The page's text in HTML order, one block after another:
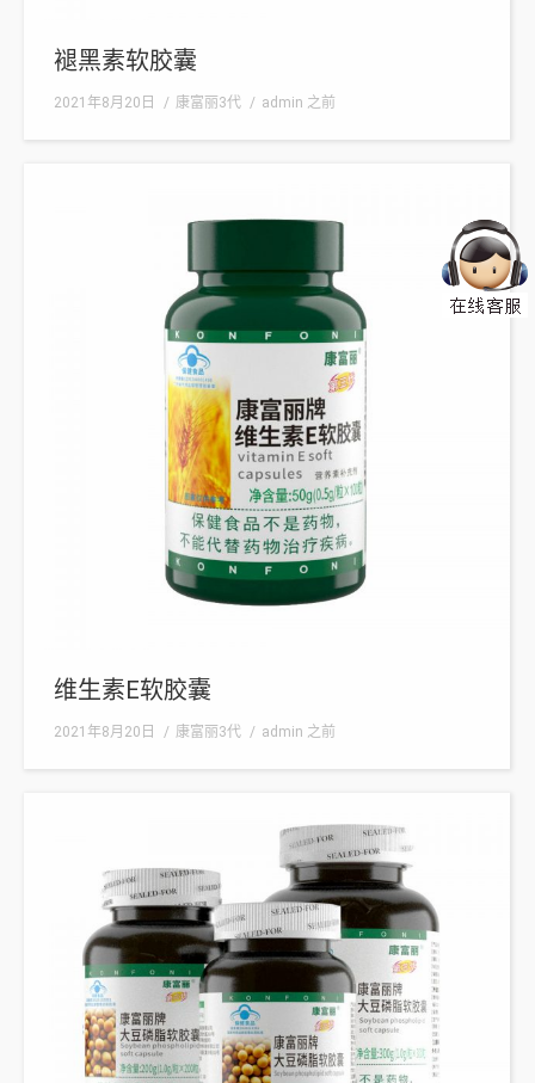
褪黑素软胶囊
2021年8月20日 康富丽3代 admin 之前
维生素E软胶囊
2021年8月20日 康富丽3代 admin 之前